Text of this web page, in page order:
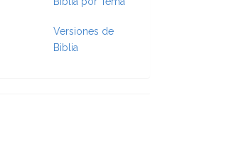
Versiones de
Biblia